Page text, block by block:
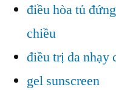
điều hòa tủ
chiều
điều trị da nhạy
gel sunscreen